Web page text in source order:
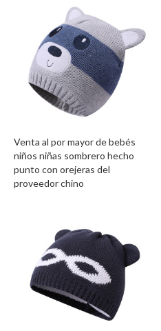
Venta al por mayor de bebés
niños niñas sombrero hecho
punto con orejeras del
proveedor chino